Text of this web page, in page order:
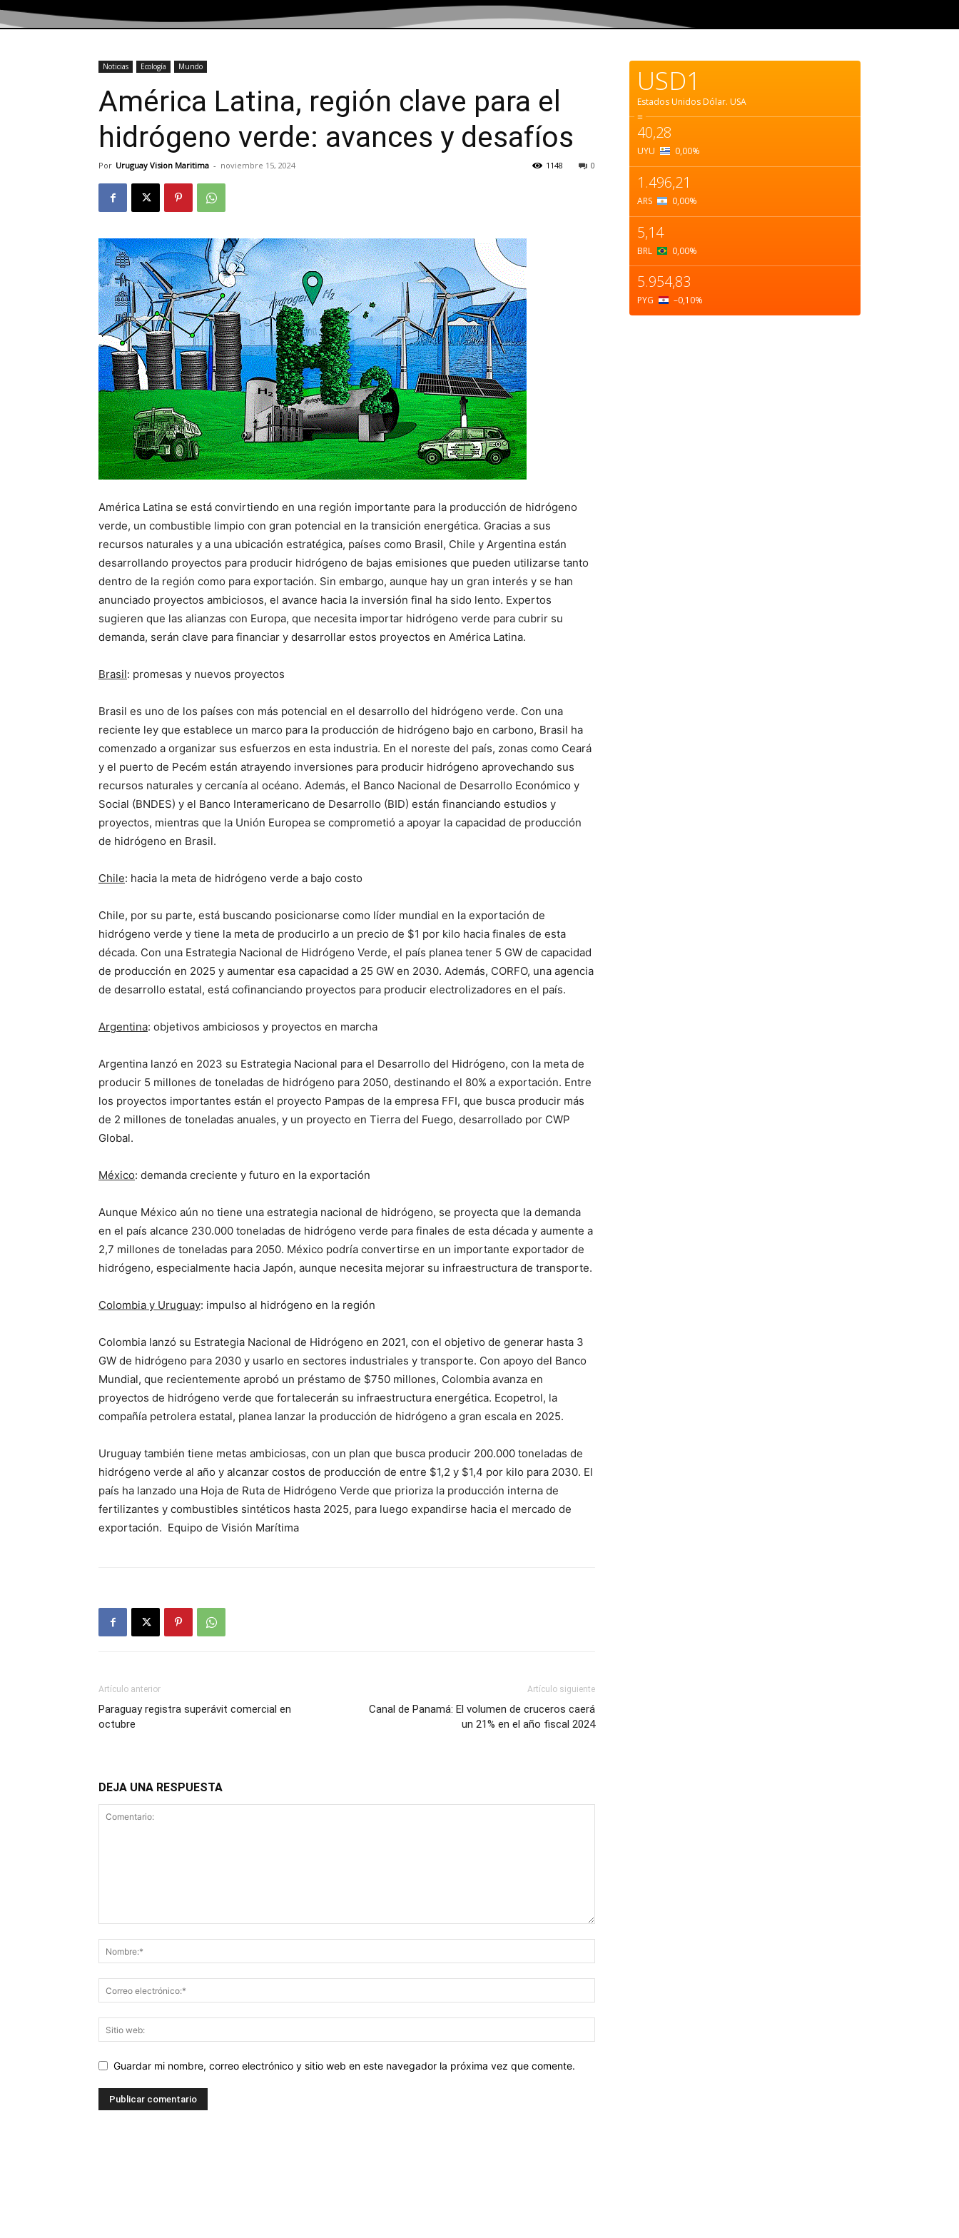
Noticias Ecología Mundo
América Latina, región clave para el
hidrógeno verde: avances y desafíos
Por Uruguay Vision Maritima - noviembre 15, 2024 0
1148
América Latina se está convirtiendo en una región importante para la producción de hidrógeno
verde, un combustible limpio con gran potencial en la transición energética. Gracias a sus
recursos naturales y a una ubicación estratégica, países como Brasil, Chile y Argentina están
desarrollando proyectos para producir hidrógeno de bajas emisiones que pueden utilizarse tanto
dentro de la región como para exportación. Sin embargo, aunque hay un gran interés y se han
anunciado proyectos ambiciosos, el avance hacia la inversión final ha sido lento. Expertos
sugieren que las alianzas con Europa, que necesita importar hidrógeno verde para cubrir su
demanda, serán clave para financiar y desarrollar estos proyectos en América Latina.
Brasil: promesas y nuevos proyectos
Brasil es uno de los países con más potencial en el desarrollo del hidrógeno verde. Con una
reciente ley que establece un marco para la producción de hidrógeno bajo en carbono, Brasil ha
comenzado a organizar sus esfuerzos en esta industria. En el noreste del país, zonas como Ceará
y el puerto de Pecém están atrayendo inversiones para producir hidrógeno aprovechando sus
recursos naturales y cercanía al océano. Además, el Banco Nacional de Desarrollo Económico y
Social (BNDES) y el Banco Interamericano de Desarrollo (BID) están financiando estudios y
proyectos, mientras que la Unión Europea se comprometió a apoyar la capacidad de producción
de hidrógeno en Brasil.
Chile: hacia la meta de hidrógeno verde a bajo costo
Chile, por su parte, está buscando posicionarse como líder mundial en la exportación de
hidrógeno verde y tiene la meta de producirlo a un precio de $1 por kilo hacia finales de esta
década. Con una Estrategia Nacional de Hidrógeno Verde, el país planea tener 5 GW de capacidad
de producción en 2025 y aumentar esa capacidad a 25 GW en 2030. Además, CORFO, una agencia
de desarrollo estatal, está cofinanciando proyectos para producir electrolizadores en el país.
Argentina: objetivos ambiciosos y proyectos en marcha
Argentina lanzó en 2023 su Estrategia Nacional para el Desarrollo del Hidrógeno, con la meta de
producir 5 millones de toneladas de hidrógeno para 2050, destinando el 80% a exportación. Entre
los proyectos importantes están el proyecto Pampas de la empresa FFI, que busca producir más
de 2 millones de toneladas anuales, y un proyecto en Tierra del Fuego, desarrollado por CWP
Global.
México: demanda creciente y futuro en la exportación
Aunque México aún no tiene una estrategia nacional de hidrógeno, se proyecta que la demanda
en el país alcance 230.000 toneladas de hidrógeno verde para finales de esta década y aumente a
2,7 millones de toneladas para 2050. México podría convertirse en un importante exportador de
hidrógeno, especialmente hacia Japón, aunque necesita mejorar su infraestructura de transporte.
Colombia y Uruguay: impulso al hidrógeno en la región
Colombia lanzó su Estrategia Nacional de Hidrógeno en 2021, con el objetivo de generar hasta 3
GW de hidrógeno para 2030 y usarlo en sectores industriales y transporte. Con apoyo del Banco
Mundial, que recientemente aprobó un préstamo de $750 millones, Colombia avanza en
proyectos de hidrógeno verde que fortalecerán su infraestructura energética. Ecopetrol, la
compañía petrolera estatal, planea lanzar la producción de hidrógeno a gran escala en 2025.
Uruguay también tiene metas ambiciosas, con un plan que busca producir 200.000 toneladas de
hidrógeno verde al año y alcanzar costos de producción de entre $1,2 y $1,4 por kilo para 2030. El
país ha lanzado una Hoja de Ruta de Hidrógeno Verde que prioriza la producción interna de
fertilizantes y combustibles sintéticos hasta 2025, para luego expandirse hacia el mercado de
exportación. Equipo de Visión Marítima
Artículo anterior
Paraguay registra superávit comercial en
octubre
Artículo siguiente
Canal de Panamá: El volumen de cruceros caerá
un 21% en el año fiscal 2024
DEJA UNA RESPUESTA
Guardar mi nombre, correo electrónico y sitio web en este navegador la próxima vez que comente.
USD1
Estados Unidos Dólar. USA
=
40,28
UYU 0,00%
1.496,21
ARS 0,00%
5,14
BRL 0,00%
5.954,83
PYG –0,10%